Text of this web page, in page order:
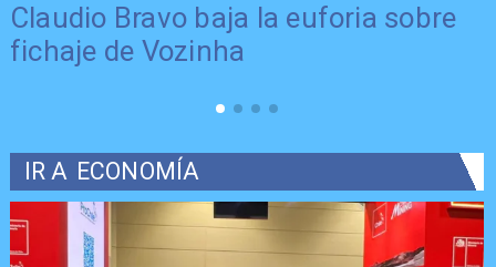
Claudio Bravo baja la euforia sobre
fichaje de Vozinha
IR A ECONOMÍA